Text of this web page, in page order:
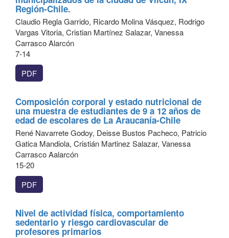
Región-Chile.
Claudio Regla Garrido, Ricardo Molina Vásquez, Rodrigo
Vargas Vitoria, Cristian Martínez Salazar, Vanessa
Carrasco Alarcón
7-14
PDF
Composición corporal y estado nutricional de
una muestra de estudiantes de 9 a 12 años de
edad de escolares de La Araucanía-Chile
René Navarrete Godoy, Deisse Bustos Pacheco, Patricio
Gatica Mandiola, Cristián Martinez Salazar, Vanessa
Carrasco Aalarcón
15-20
PDF
Nivel de actividad física, comportamiento
sedentario y riesgo cardiovascular de
profesores primarios